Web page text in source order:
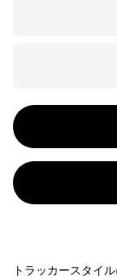
トラッカースタイ